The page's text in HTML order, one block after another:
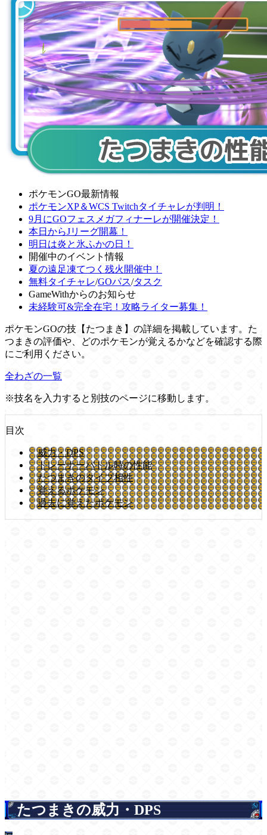
ポケモンGO最新情報
ポケモンXP＆WCS Twitchタイチャレが判明！
9月にGOフェスメガフィナーレが開催決定！
本日からJリーグ開幕！
明日は炎と氷ふかの日！
開催中のイベント情報
夏の遠足凍てつく残火開催中！
無料タイチャレ/GOパス/タスク
GameWithからのお知らせ
未経験可&完全在宅！攻略ライター募集！
ポケモンGOの技【たつまき】の詳細を掲載しています。た
つまきの評価や、どのポケモンが覚えるかなどを確認する際
にご利用ください。
全わざの一覧
※技名を入力すると別技のページに移動します。
目次
威力・DPS
トレーナーバトル時の性能
たつまきのタイプ相性
覚えるポケモン
過去に覚えたポケモン
たつまきの威力・DPS